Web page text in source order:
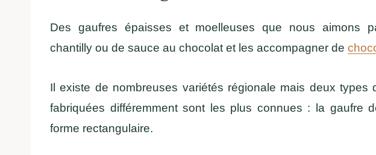
Des gaufres épaisses et moelleuses que nous aimons
chantilly ou de sauce au chocolat et les accompagner de
Il existe de nombreuses variétés régionale mais deux types
fabriquées différemment sont les plus connues : la gaufre
forme rectangulaire.